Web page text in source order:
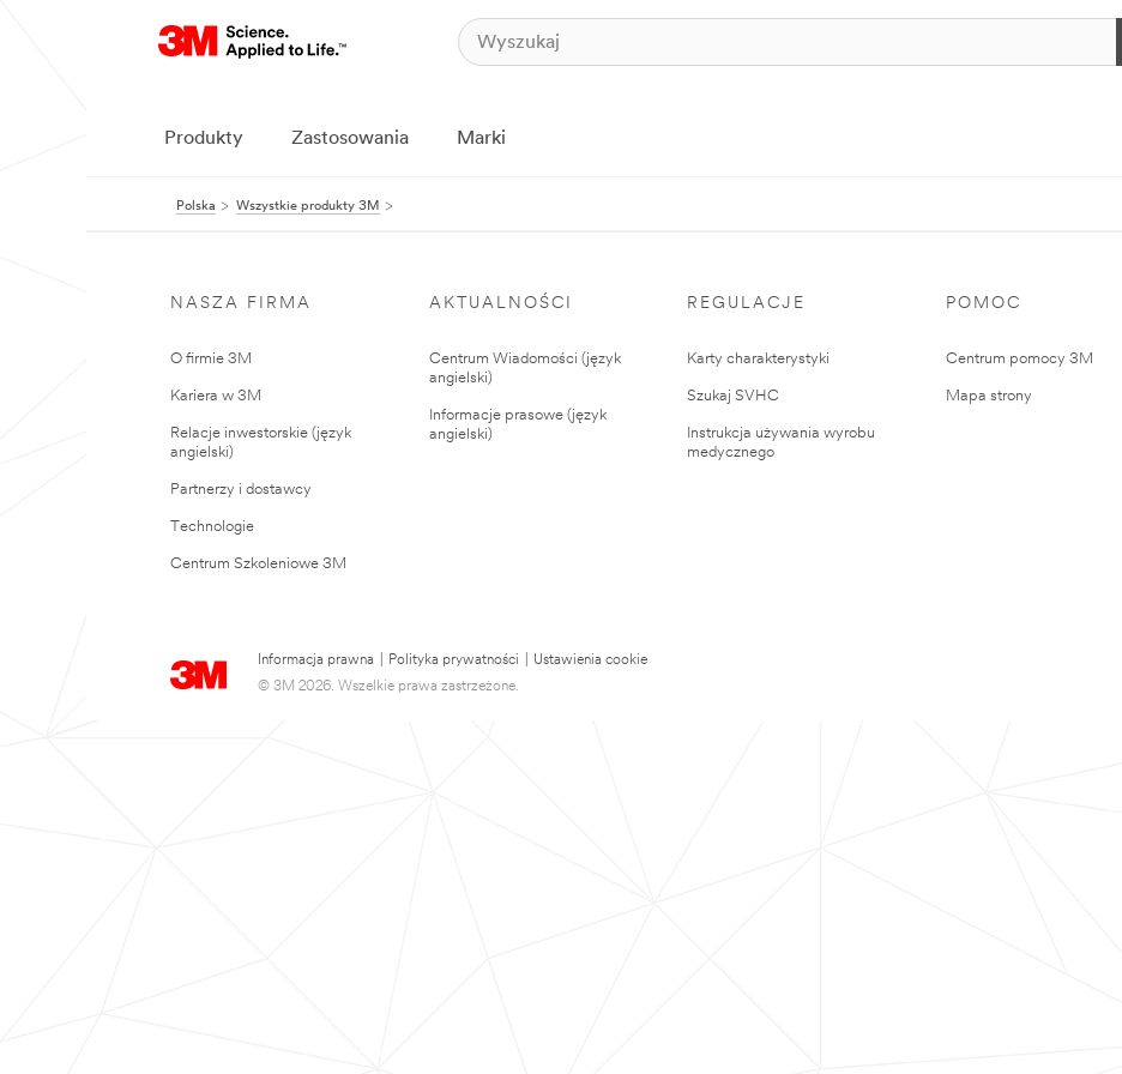
Produkty Zastosowania Marki
Polska Wszystkie produkty 3M
NASZA FIRMA
O firmie 3M
Kariera w 3M
Relacje inwestorskie (język
angielski)
Partnerzy i dostawcy
Technologie
Centrum Szkoleniowe 3M
AKTUALNOŚCI
Centrum Wiadomości (język
angielski)
Informacje prasowe (język
angielski)
REGULACJE
Karty charakterystyki
Szukaj SVHC
Instrukcja używania wyrobu
medycznego
POMOC
Centrum pomocy 3M
Mapa strony
Informacja prawna Polityka prywatności
Ustawienia cookie
© 3M 2026. Wszelkie prawa zastrzeżone.